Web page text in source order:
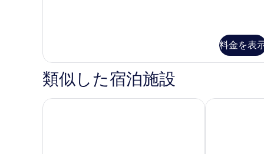
料金を表
類似した宿泊施設
d'primahotel セミニャク ラマ レジデ